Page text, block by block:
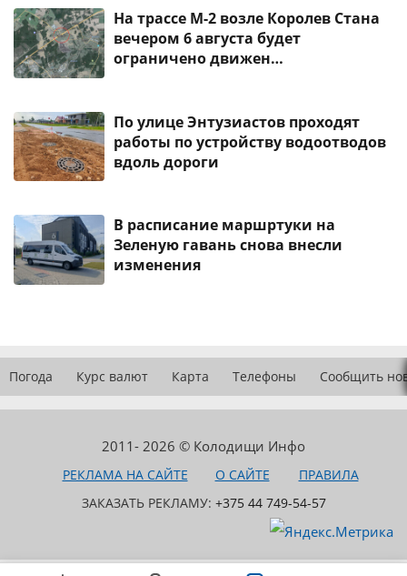
На трассе М-2 возле Королев Стана
вечером 6 августа будет
ограничено движен…
По улице Энтузиастов проходят
работы по устройству водоотводов
вдоль дороги
В расписание маршртуки на
Зеленую гавань снова внесли
изменения
Погода Курс валют Карта Телефоны Сообщить
2011- 2026 © Колодищи Инфо
РЕКЛАМА НА САЙТЕ О САЙТЕ
ПРАВИЛА
ЗАКАЗАТЬ РЕКЛАМУ: +375 44 749-54-57